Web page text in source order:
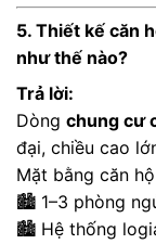
5. Thiết kế căn
như thế nào?
Trả lời:
Dòng chung cư
đại, chiều cao
Mặt bằng căn
🏙 1–3 phòng
🏙 Hệ thống